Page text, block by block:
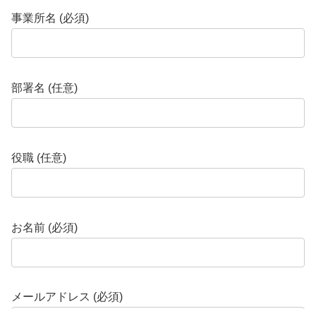
事業所名 (必須)
部署名 (任意)
役職 (任意)
お名前 (必須)
メールアドレス (必須)